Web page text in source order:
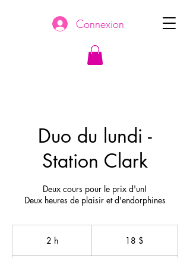
Connexion
Duo du lundi -
Station Clark
Deux cours pour le prix d'un!
Deux heures de plaisir et d'endorphines
2 h2
18 $